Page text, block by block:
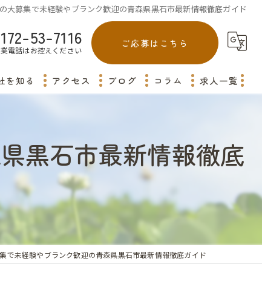
大募集で未経験やブランク歓迎の青森県黒石市最新情報徹底ガイド
53-7116
電話はお控えください
ご応募はこちら
を知る
市の介護
市の介護
崎町の介護
アクセス ブログ コラム 求人一覧
黒石市最新情報徹底
で未経験やブランク歓迎の青森県黒石市最新情報徹底ガイド